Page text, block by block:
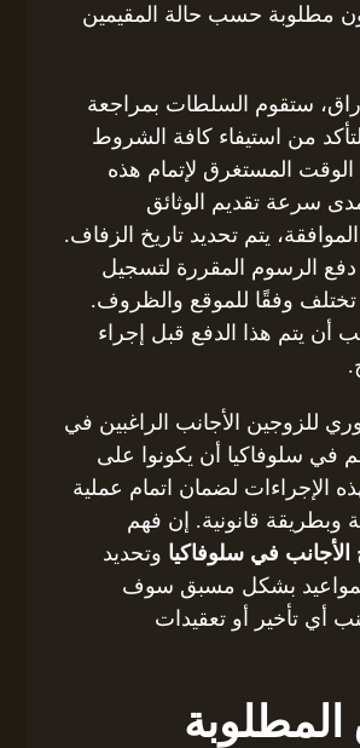
مطلوبة حسب حالة المقيمين
ستقوم السلطات بمراجعة
من استيفاء كافة الشروط
الوقت المستغرق لإتمام هذه
سرعة تقديم الوثائق
الموافقة، يتم تحديد تاريخ الزفاف.
الرسوم المقررة لتسجيل
تختلف وفقًا للموقع والظروف.
أن يتم هذا الدفع قبل إجراء
للزوجين الأجانب الراغبين في
في سلوفاكيا أن يكونوا على
الإجراءات لضمان اتمام عملية
وبطريقة قانونية. إن فهم
الأجانب في سلوفاكيا وتحديد
بشكل مسبق سوف
أي تأخير أو تعقيدات
المطلوبة